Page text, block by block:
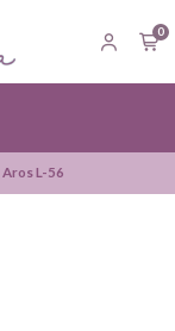
0
Aros L-56